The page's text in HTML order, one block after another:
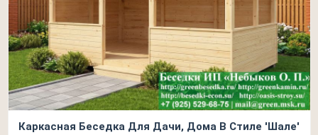
Каркасная Беседка Для Дачи, Дома В Стиле 'Шале'